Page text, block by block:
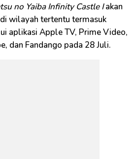
no Yaiba Infinity Castle Iakan
wilayah tertentu termasuk
aplikasi Apple TV, Prime Video,
dan Fandango pada 28 Juli.